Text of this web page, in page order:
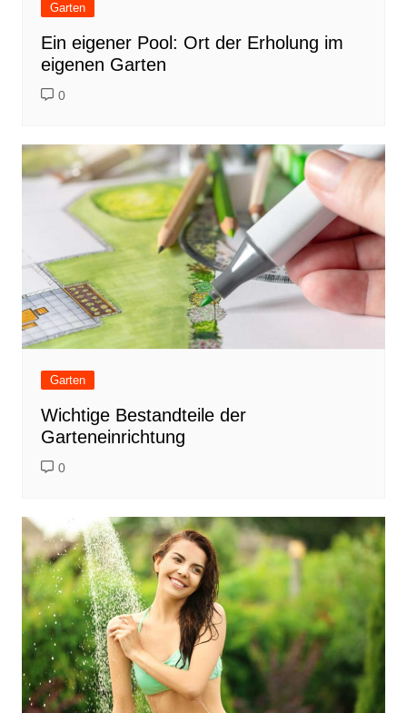
Garten
Ein eigener Pool: Ort der Erholung im
eigenen Garten
0
Garten
Wichtige Bestandteile der
Garteneinrichtung
0